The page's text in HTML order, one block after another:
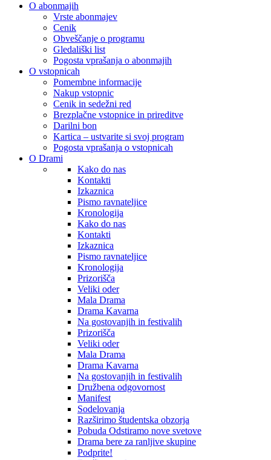
O abonmajih
Vrste abonmajev
Cenik
Obveščanje o programu
Gledališki list
Pogosta vprašanja o abonmajih
O vstopnicah
Pomembne informacije
Nakup vstopnic
Cenik in sedežni red
Brezplačne vstopnice in prireditve
Darilni bon
Kartica – ustvarite si svoj program
Pogosta vprašanja o vstopnicah
O Drami
Kako do nas
Kontakti
Izkaznica
Pismo ravnateljice
Kronologija
Kako do nas
Kontakti
Izkaznica
Pismo ravnateljice
Kronologija
Prizorišča
Veliki oder
Mala Drama
Drama Kavarna
Na gostovanjih in festivalih
Prizorišča
Veliki oder
Mala Drama
Drama Kavarna
Na gostovanjih in festivalih
Družbena odgovornost
Manifest
Sodelovanja
Razširimo študentska obzorja
Pobuda Odstiramo nove svetove
Drama bere za ranljive skupine
Podprite!